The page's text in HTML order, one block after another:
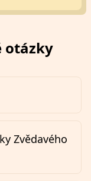
otázky
Zvědavého